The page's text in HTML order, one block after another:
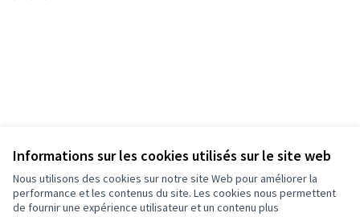
Informations sur les cookies utilisés sur le site web
Nous utilisons des cookies sur notre site Web pour améliorer la
performance et les contenus du site. Les cookies nous permettent
de fournir une expérience utilisateur et un contenu plus